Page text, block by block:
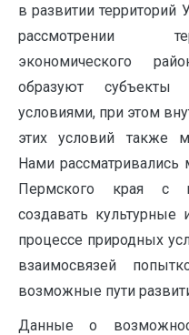
в развитии территорий
рассмотрении
экономического
образуют
условиями, при этом
этих условий также
Нами рассматривались
Пермского края с
создавать
процессе природных
взаимосвязей
возможные пути
Данные о